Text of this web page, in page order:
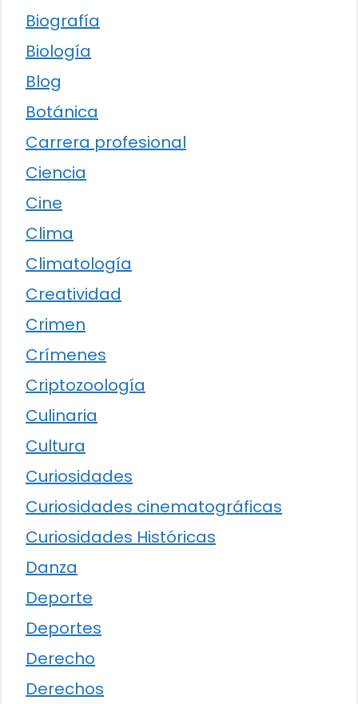
Biografía
Biología
Blog
Botánica
Carrera profesional
Ciencia
Cine
Clima
Climatología
Creatividad
Crimen
Crímenes
Criptozoología
Culinaria
Cultura
Curiosidades
Curiosidades cinematográficas
Curiosidades Históricas
Danza
Deporte
Deportes
Derecho
Derechos